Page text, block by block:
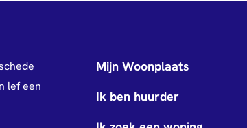
lef een
Mijn Woonplaats
Ik ben huurder